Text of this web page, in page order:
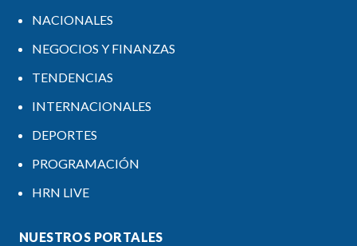
NACIONALES
NEGOCIOS Y FINANZAS
TENDENCIAS
INTERNACIONALES
DEPORTES
PROGRAMACIÓN
HRN LIVE
NUESTROS PORTALES